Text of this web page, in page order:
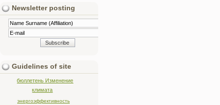
Newsletter posting
Guidelines of site
бюллетень Изменение
климата
энергоэффективность